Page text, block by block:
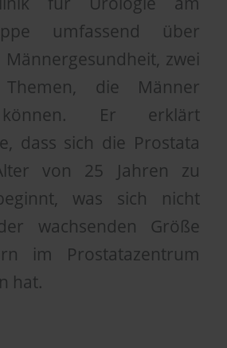
umfassend über
zwei
Themen, die Männer
Er erklärt
dass sich die Prostata
von 25 Jahren zu
was sich nicht
wachsenden Größe
im Prostatazentrum
hat.